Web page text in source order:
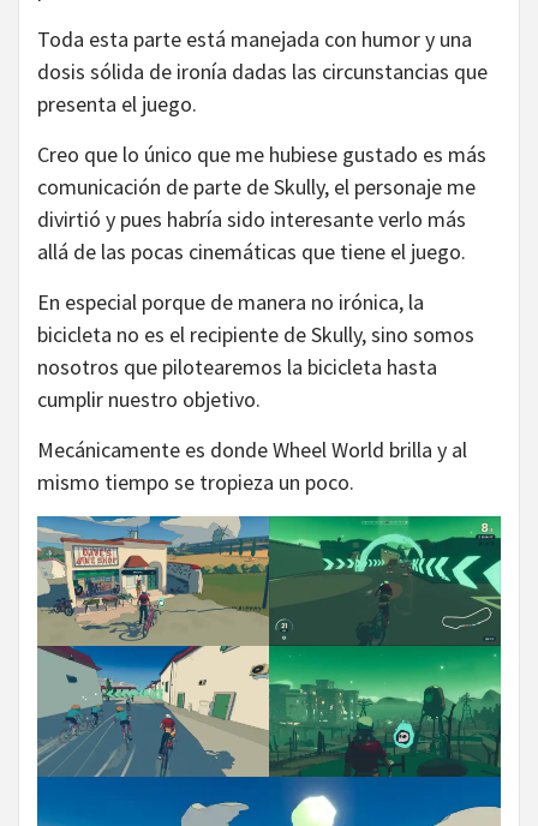
Toda esta parte está manejada con humor y una
dosis sólida de ironía dadas las circunstancias que
presenta el juego.
Creo que lo único que me hubiese gustado es más
comunicación de parte de Skully, el personaje me
divirtió y pues habría sido interesante verlo más
allá de las pocas cinemáticas que tiene el juego.
En especial porque de manera no irónica, la
bicicleta no es el recipiente de Skully, sino somos
nosotros que pilotearemos la bicicleta hasta
cumplir nuestro objetivo.
Mecánicamente es donde Wheel World brilla y al
mismo tiempo se tropieza un poco.